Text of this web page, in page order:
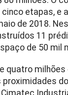
etapas, e
de 2018.
11
de 50 mil
quatro
proximidades
Cimatec